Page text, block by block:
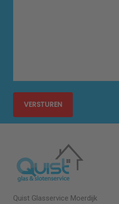
Quist Glasservice Moerdijk